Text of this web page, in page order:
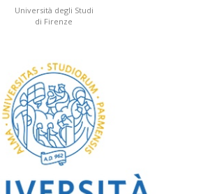
Università degli Studi
di Firenze